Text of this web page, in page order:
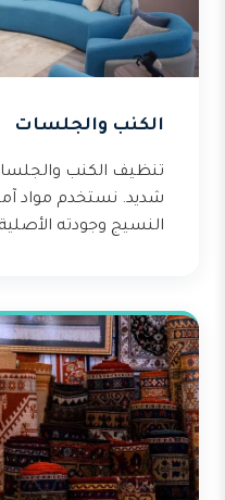
الكنب والجلسات
تنظيف الكنب
شديد. نستخدم مواد
النسيج وجودته